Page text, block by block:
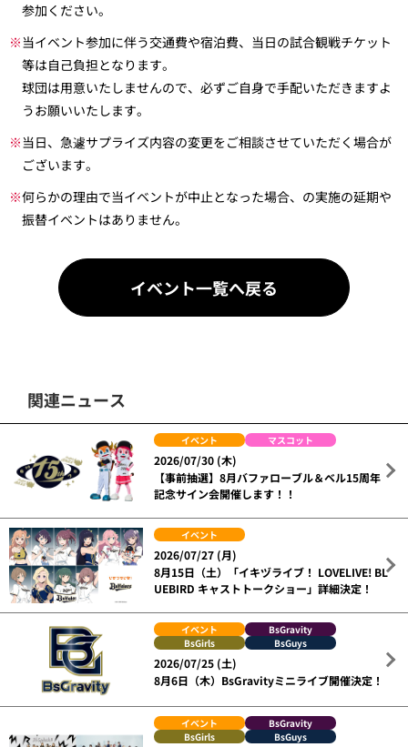
参加ください。
※当イベント参加に伴う交通費や宿泊費、当日の試合観戦チケット
等は自己負担となります。
球団は用意いたしませんので、必ずご自身で手配いただきますよ
うお願いいたします。
※当日、急遽サプライズ内容の変更をご相談させていただく場合が
ございます。
※何らかの理由で当イベントが中止となった場合、の実施の延期や
振替イベントはありません。
イベント一覧へ戻る
関連ニュース
イベント マスコット
2026/07/30 (木)
【事前抽選】8月バファローブル＆ベル15周年
記念サイン会開催します！！
イベント
2026/07/27 (月)
8月15日（土）「イキヅライブ！ LOVELIVE! BL
UEBIRD キャストトークショー」詳細決定！
イベント
BsGravity
BsGirls
BsGuys
2026/07/25 (土)
8月6日（木）BsGravityミニライブ開催決定！
イベント
BsGravity
BsGirls
BsGuys